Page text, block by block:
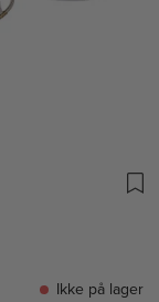
Ikke på lager